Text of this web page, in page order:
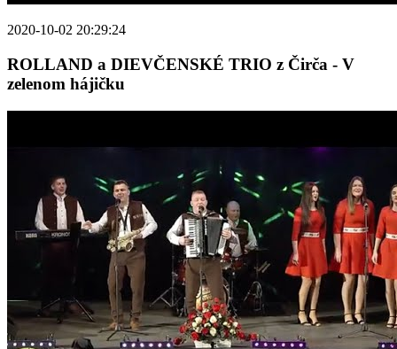
2020-10-02 20:29:24
ROLLAND a DIEVČENSKÉ TRIO z Čirča - V
zelenom hájičku